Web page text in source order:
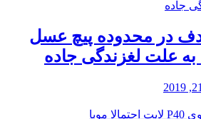
در محدوده پیچ عسل
علت لغزندگی جاده